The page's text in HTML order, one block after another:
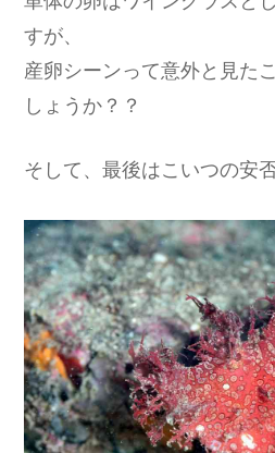
すが、
産卵シーンって意外と見た
しょうか？？
そして、最後はこいつの安